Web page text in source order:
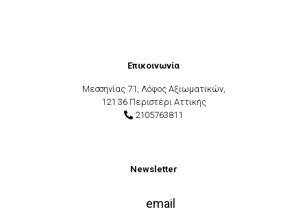
Επικοινωνία
Μεσσηνίας 71, Λόφος Αξιωματικών,
121 36 Περιστέρι Αττικής
2105763811
Newsletter
email